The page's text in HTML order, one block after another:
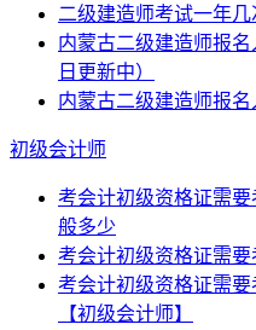
二级建造师考试一年几
内蒙古二级建造师报
日更新中）
内蒙古二级建造师报
初级会计师
考会计初级资格证需
般多少
考会计初级资格证需
考会计初级资格证需
【初级会计师】